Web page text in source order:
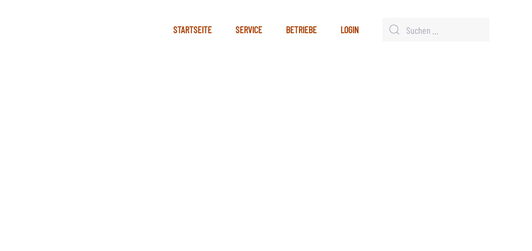
STARTSEITE SERVICE BETRIEBE LOGIN